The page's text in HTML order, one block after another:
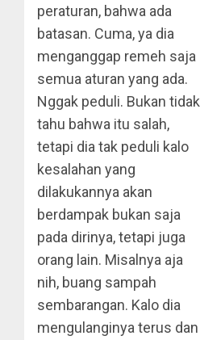
peraturan, bahwa ada
batasan. Cuma, ya dia
menganggap remeh saja
semua aturan yang ada.
Nggak peduli. Bukan tidak
tahu bahwa itu salah,
tetapi dia tak peduli kalo
kesalahan yang
dilakukannya akan
berdampak bukan saja
pada dirinya, tetapi juga
orang lain. Misalnya aja
nih, buang sampah
sembarangan. Kalo dia
mengulanginya terus dan